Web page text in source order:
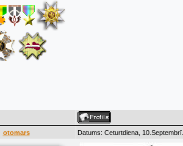
otomars Datums: Ceturtdiena,